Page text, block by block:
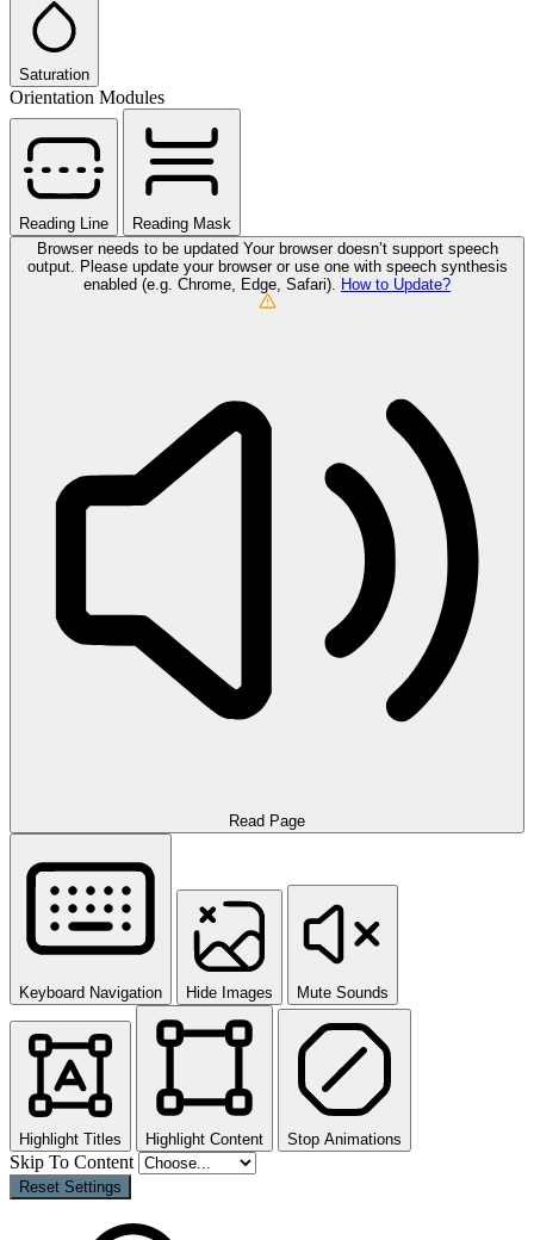
Saturation
Orientation Modules
Reading Line
Reading Mask
Browser needs to be updated Your browser doesn’t support speech
output. Please update your browser or use one with speech synthesis
enabled (e.g. Chrome, Edge, Safari). How to Update?
Read Page
Keyboard Navigation Hide Images Mute Sounds
Highlight Titles Highlight Content Stop Animations
Skip To Content
Reset Settings